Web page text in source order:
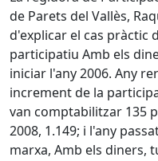
de Parets del Vallès,
d'explicar el cas pràctic
participatiu Amb els
iniciar l'any 2006. Any
increment de la
van comptabilitzar 135
2008, 1.149; i l'any
marxa, Amb els diners,